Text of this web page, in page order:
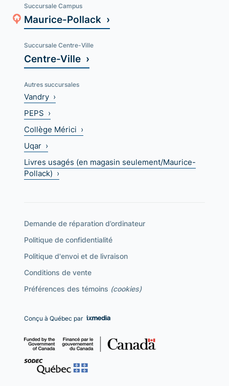
Succursale Campus
Maurice-Pollack ›
Succursale Centre-Ville
Centre-Ville ›
Autres succursales
Vandry ›
PEPS ›
Collège Mérici ›
Uqar ›
Livres usagés (en magasin seulement/Maurice-
Pollack) ›
Demande de réparation d’ordinateur
Politique de confidentialité
Politique d'envoi et de livraison
Conditions de vente
Préférences des témoins (cookies)
Conçu à Québec par